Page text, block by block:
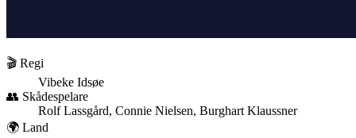
🎬 Regi
Vibeke Idsøe
👥 Skådespelare
Rolf Lassgård, Connie Nielsen, Burghart Klaussner
🌍 Land